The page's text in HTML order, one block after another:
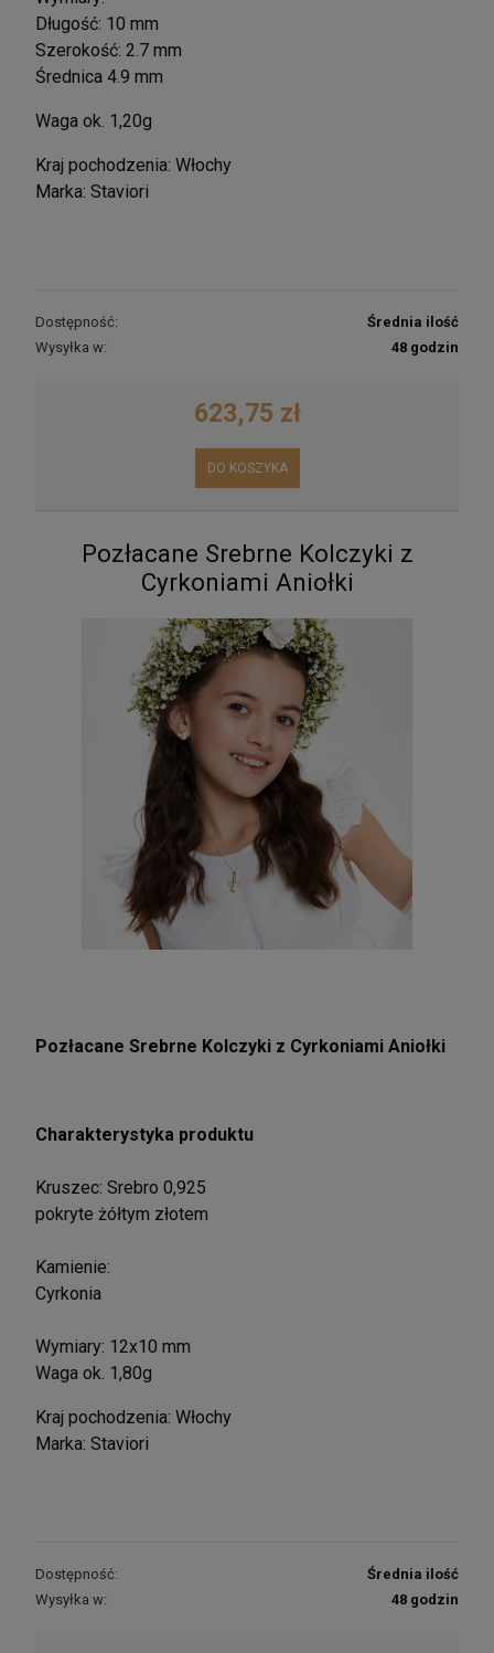
Długość: 10 mm
Szerokość: 2.7 mm
Średnica 4.9 mm
Waga ok. 1,20g
Kraj pochodzenia: Włochy
Marka: Staviori
Dostępność:
Średnia ilość
Wysyłka w:
48 godzin
623,75 zł
DO KOSZYKA
Pozłacane Srebrne Kolczyki z
Cyrkoniami Aniołki
Pozłacane Srebrne Kolczyki z Cyrkoniami Aniołki
Charakterystyka produktu
Kruszec: Srebro 0,925
pokryte żółtym złotem
Kamienie:
Cyrkonia
Wymiary: 12x10 mm
Waga ok. 1,80g
Kraj pochodzenia: Włochy
Marka: Staviori
Dostępność:
Średnia ilość
Wysyłka w:
48 godzin